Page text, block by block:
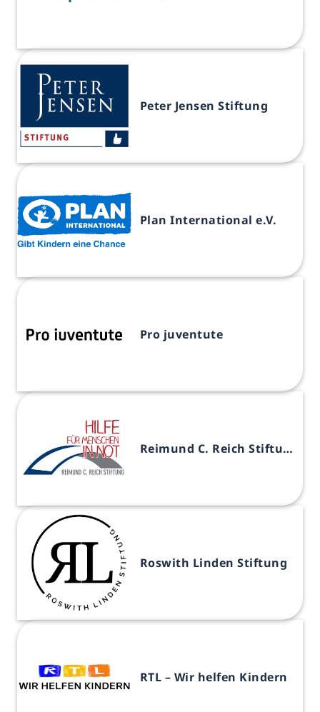
Peter Jensen Stiftung
Plan International e.V.
Pro juventute
Reimund C. Reich Stiftung
Roswith Linden Stiftung
RTL – Wir helfen Kindern